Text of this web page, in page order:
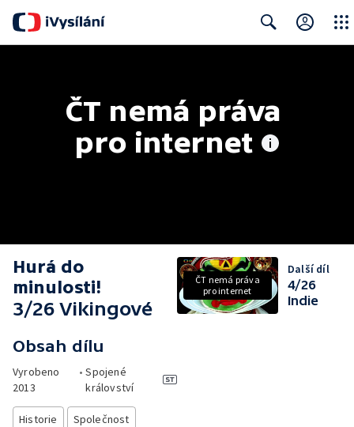
ČT nemá práva
pro internet
Hurá do
minulosti!
3/26 Vikingové
Obsah dílu
Vyrobeno
2013
• Spojené
království
Historie
Společnost
ČT nemá práva
pro internet
Další díl
4/26
Indie